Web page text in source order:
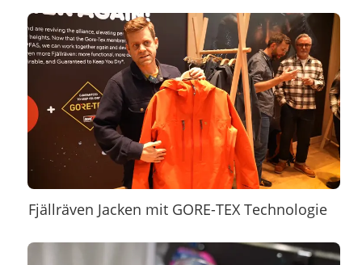
Fjällräven Jacken mit GORE-TEX Technologie